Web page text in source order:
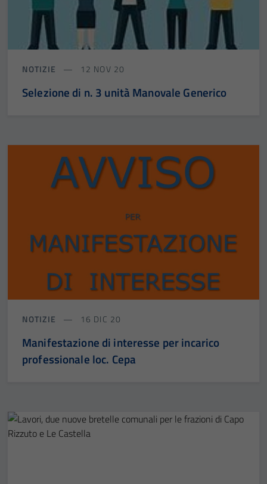
NOTIZIE 12 NOV 20
Selezione di n. 3 unità Manovale Generico
NOTIZIE 16 DIC 20
Manifestazione di interesse per incarico
professionale loc. Cepa